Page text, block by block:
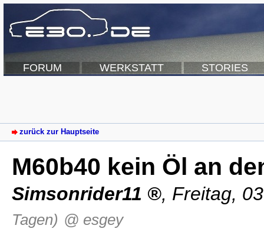
FORUM WERKSTATT STORIES
zurück zur Hauptseite
M60b40 kein Öl an
Simsonrider11 , Freitag,
Tagen) @ esgey